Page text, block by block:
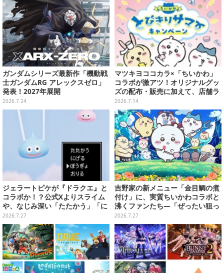
ガンダムシリーズ最新作「機動戦
士ガンダムRG アレックスゼロ」
発表！2027年展開
2026.7.24
マツキヨココカラ×「ちいかわ」
コラボが激アツ！オリジナルグッ
ズの配布・販売に加えて、店舗ラ
ッピングや”花火打ち上げ”まで盛
り沢山
2026.7.14
ジェラートピケが『ドラクエ』と
コラボか！？公式Xよりスライム
や、なじみ深い「たたかう」「に
げる」のコマンドウィンドウが投
稿
2026.7.27
吉野家の新メニュー「金目鯛の煮
付け」に、実質ちいかわコラボと
沸くファンたち―「ぜったい狙っ
ただろ！」「映画公開のタイミン
グで妙だな？」
2026.7.27